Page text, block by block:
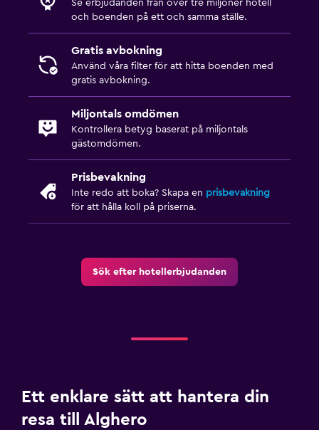
Se erbjudanden från över tre miljoner hotell
och boenden på ett och samma ställe.
Gratis avbokning
Använd våra filter för att hitta boenden med
gratis avbokning.
Miljontals omdömen
Kontrollera betyg baserat på miljontals
gästomdömen.
Prisbevakning
Inte redo att boka? Skapa en prisbevakning
för att hålla koll på priserna.
Sök efter hotellerbjudanden
Ett enklare sätt att hantera din
resa till Alghero